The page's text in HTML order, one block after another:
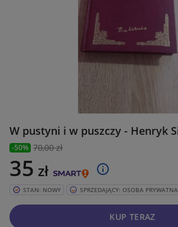
W pustyni i w puszczy - Henryk
-50% 70,00 zł
35 zł
STAN: NOWY SPRZEDAJĄCY: OSOBA PRYWATNA
KUP TERAZ